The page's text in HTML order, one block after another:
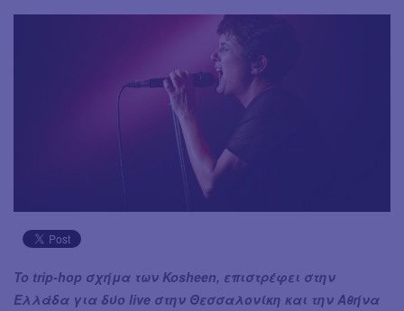
To trip-hop σχήμα των Kosheen, επιστρέφει στην
Ελλάδα για δύο live στην Θεσσαλονίκη και την Αθήνα